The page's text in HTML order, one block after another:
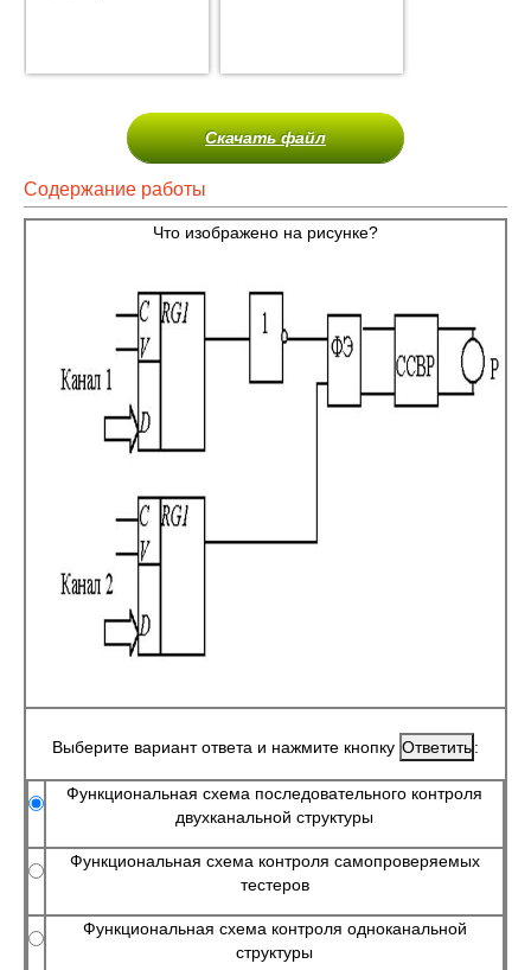
Скачать файл
Содержание работы
Что изображено на рисунке?
Выберите вариант ответа и нажмите кнопку :
Функциональная схема последовательного контроля
двухканальной структуры
Функциональная схема контроля самопроверяемых
тестеров
Функциональная схема контроля одноканальной
структуры